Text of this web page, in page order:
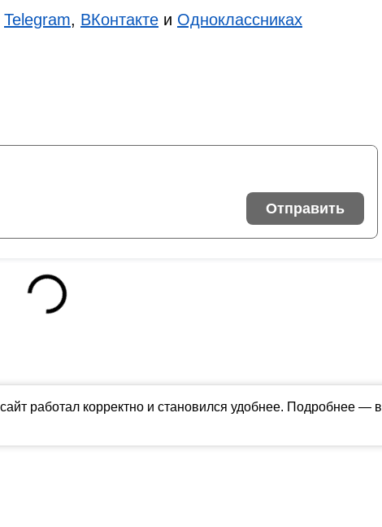
работал корректно и становился удобнее. Подробнее — в
Telegram, ВКонтакте и Одноклассниках
Отправить